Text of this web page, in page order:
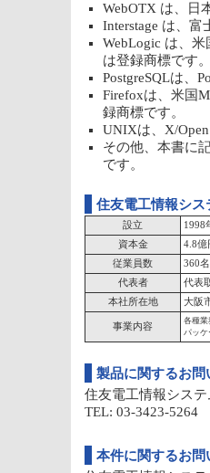
WebOTX は、日
Interstage は、
WebLogic は、
は登録商標です
PostgreSQLは、
Firefoxは、米国
録商標です。
UNIXは、X/
その他、本書に
です。
住友電工情報シ
設立
1998
資本金
4.8億
従業員数
360名
代表者
代表
本社所在地
大阪
事業内容
各種業
パッ
製品に関するお問
住友電工情報シス
TEL: 03-3423-5264
本件に関するお問